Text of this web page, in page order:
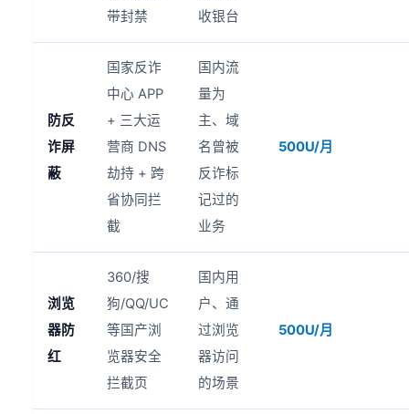
带封禁
收银台
防反
诈屏
蔽
国家反诈
中心 APP
+ 三大运
营商 DNS
劫持 + 跨
省协同拦
截
国内流
量为
主、域
名曾被
反诈标
记过的
业务
500U/月
浏览
器防
红
360/搜
狗/QQ/UC
等国产浏
览器安全
拦截页
国内用
户、通
过浏览
器访问
的场景
500U/月